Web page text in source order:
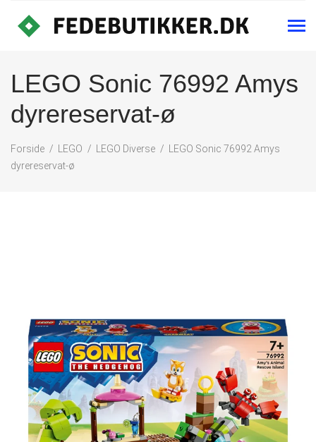
LEGO Sonic 76992 Amys
dyrereservat-ø
Forside LEGO LEGO Diverse
LEGO Sonic 76992 Amys
dyrereservat-ø